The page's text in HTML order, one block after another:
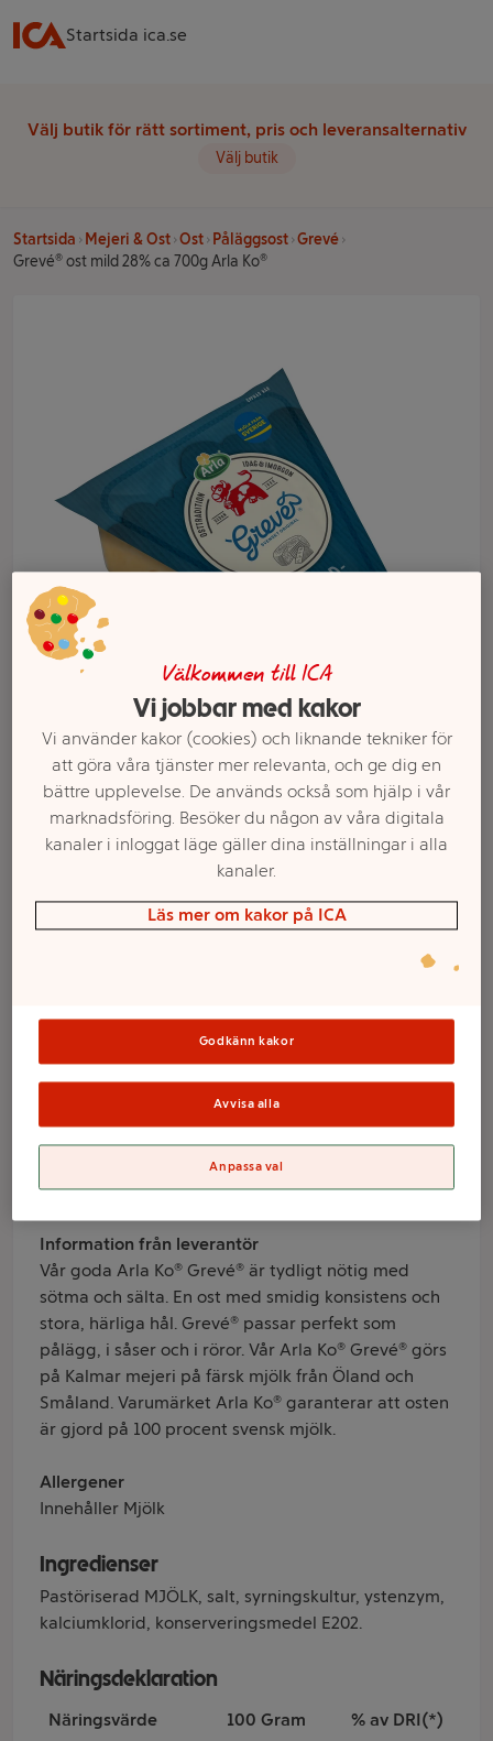
Startsida ica.se
Välj butik för rätt sortiment, pris och leveransalternativ
Välj butik
Startsida Mejeri & Ost Ost Påläggsost Grevé
Grevé® ost mild 28% ca 700g Arla Ko®
Grevé® ost mild
Ko®
Varumärke
Information från leverantör
Vår goda Arla Ko® Grevé® är tydligt nötig med
sötma och sälta. En ost med smidig konsistens och
stora, härliga hål. Grevé® passar perfekt som
pålägg, i såser och i röror. Vår Arla Ko® Grevé® görs
på Kalmar mejeri på färsk mjölk från Öland och
Småland. Varumärket Arla Ko® garanterar att osten
är gjord på 100 procent svensk mjölk.
Allergener
Innehåller Mjölk
Ingredienser
Pastöriserad MJÖLK, salt, syrningskultur, ystenzym,
kalciumklorid, konserveringsmedel E202.
Näringsdeklaration
Näringsvärde 100 Gram % av DRI(*)
Välj butik och handla
Sortimentet kan variera mellan butikerna
Välkommen till ICA
Vi jobbar med kakor
Vi använder kakor (cookies) och liknande tekniker för
att göra våra tjänster mer relevanta, och ge dig en
bättre upplevelse. De används också som hjälp i vår
marknadsföring. Besöker du någon av våra digitala
kanaler i inloggat läge gäller dina inställningar i alla
kanaler.
Läs mer om kakor på ICA
Godkänn kakor
Avvisa alla
Anpassa val